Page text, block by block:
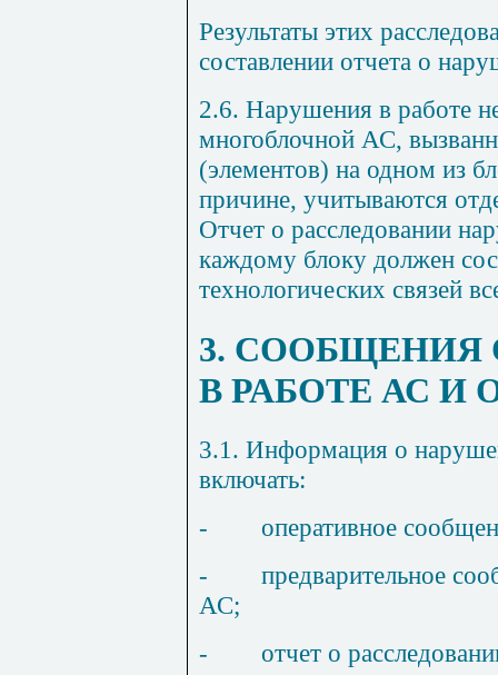
Результаты этих
составлении отчета о
2.6. Нарушения в работе
многоблочной АС,
(элементов) на одном из
причине, учитываются
Отчет о расследовании
каждому блоку должен
технологических связей
3.
В РАБОТЕ АС И
3.1. Информация о
включать:
-
оперативное
-
предварительное
АС;
-
отчет о